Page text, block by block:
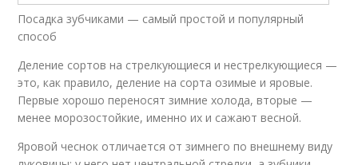
Посадка зубчиками — самый простой и популярный
способ
Деление сортов на стрелкующиеся и нестрелкующиеся —
это, как правило, деление на сорта озимые и яровые.
Первые хорошо переносят зимние холода, вторые —
менее морозостойкие, именно их и сажают весной.
Яровой чеснок отличается от зимнего по внешнему виду